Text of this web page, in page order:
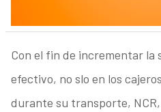
Con el fin de incrementar la
efectivo, no slo en los
durante su transporte,